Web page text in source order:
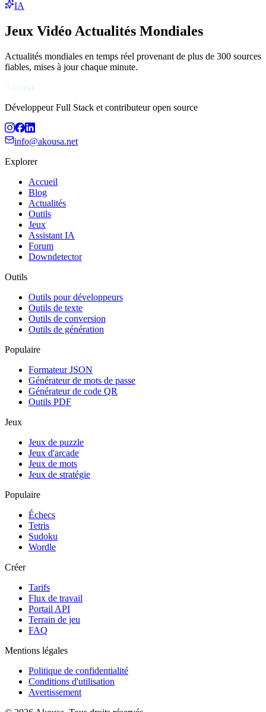
IA
Jeux Vidéo Actualités Mondiales
Actualités mondiales en temps réel provenant de plus de 300 sources
fiables, mises à jour chaque minute.
Akousa
Développeur Full Stack et contributeur open source
info@akousa.net
Explorer
Accueil
Blog
Actualités
Outils
Jeux
Assistant IA
Forum
Downdetector
Outils
Outils pour développeurs
Outils de texte
Outils de conversion
Outils de génération
Populaire
Formateur JSON
Générateur de mots de passe
Générateur de code QR
Outils PDF
Jeux
Jeux de puzzle
Jeux d'arcade
Jeux de mots
Jeux de stratégie
Populaire
Échecs
Tetris
Sudoku
Wordle
Créer
Tarifs
Flux de travail
Portail API
Terrain de jeu
FAQ
Mentions légales
Politique de confidentialité
Conditions d'utilisation
Avertissement